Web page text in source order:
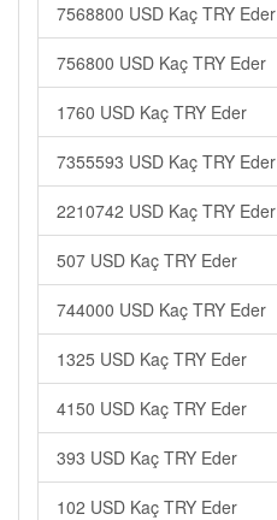
7568800 USD Kaç TRY Eder
756800 USD Kaç TRY Eder
1760 USD Kaç TRY Eder
7355593 USD Kaç TRY Eder
2210742 USD Kaç TRY Eder
507 USD Kaç TRY Eder
744000 USD Kaç TRY Eder
1325 USD Kaç TRY Eder
4150 USD Kaç TRY Eder
393 USD Kaç TRY Eder
102 USD Kaç TRY Eder